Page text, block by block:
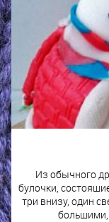
Из обычного
булочки,
три внизу, один
большими,